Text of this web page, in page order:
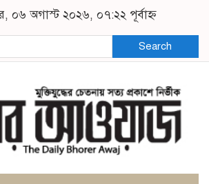
০৬ অগাস্ট ২০২৬, ০৭:২২ পূর্বাহ্ন
Search